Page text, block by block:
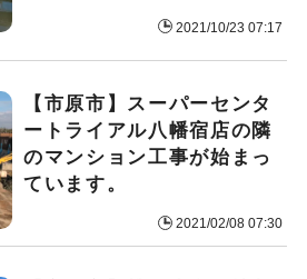
2021/10/23 07:17
【市原市】スーパーセンタ
ートライアル八幡宿店の隣
のマンション工事が始まっ
ています。
2021/02/08 07:30